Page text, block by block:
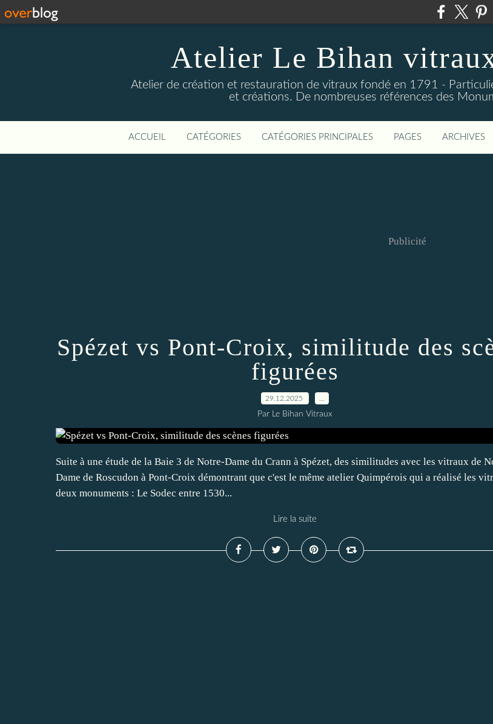
Atelier Le Bihan
Atelier de création et restauration de vitraux fondé en 1791 -
et créations. De nombreuses références des
ACCUEIL CATÉGORIES CATÉGORIES PRINCIPALES PAGES ARCHIVES
Publicité
Spézet vs Pont-Croix, similitude des
figurées
29.12.2025
Par Le Bihan Vitraux
Suite à une étude de la Baie 3 de Notre-Dame du Crann à Spézet, des similitudes avec les vitraux de
Dame de Roscudon à Pont-Croix démontrant que c'est le même atelier Quimpérois qui a réalisé les
deux monuments : Le Sodec entre 1530...
Lire la suite